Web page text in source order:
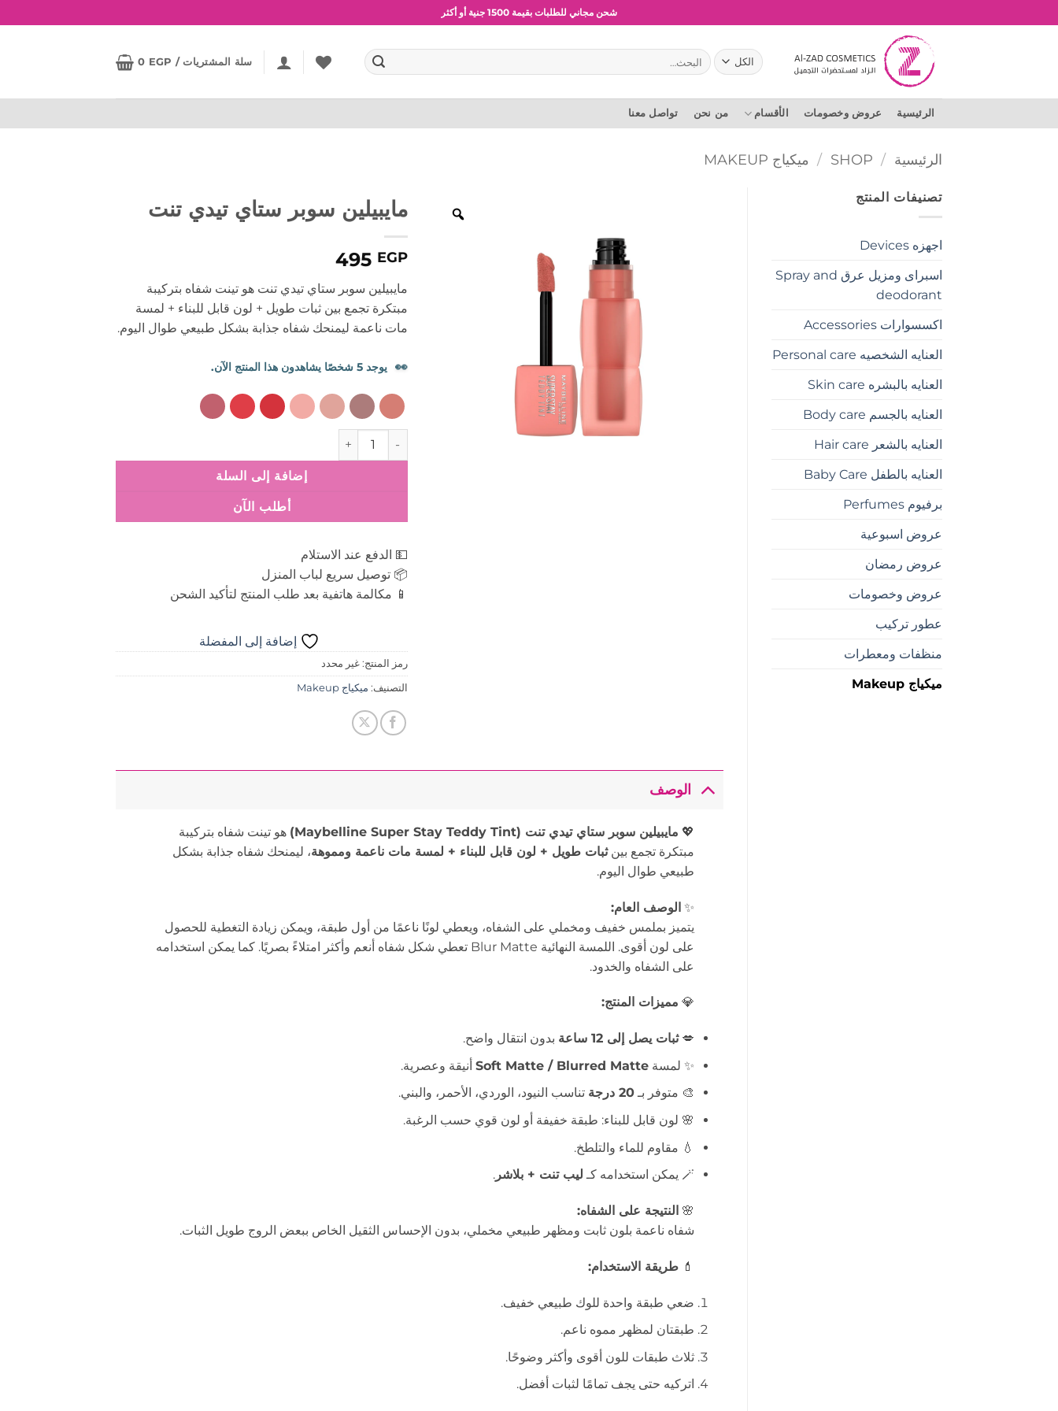
للمحتوى
شحن مجاني للطلبات بقيمة 1500 جنية أو أكثر
البحث
عن:
سلة المشتريات / 0 EGP
الرئيسية عروض وخصومات الأقسام من نحن تواصل معنا
الرئيسية /
SHOP
/ ميكياج MAKEUP
تصنيفات المنتج
اجهزه Devices
اسبراى ومزيل عرق Spray and
deodorant
اكسسوارات Accessories
العنايه الشخصيه Personal care
العنايه بالبشره Skin care
العنايه بالجسم Body care
العنايه بالشعر Hair care
العنايه بالطفل Baby Care
برفيوم Perfumes
عروض اسبوعية
عروض رمضان
عروض وخصومات
عطور تركيب
منظفات ومعطرات
ميكياج Makeup
مايبيلين سوبر ستاي تيدي تنت
495 EGP
مايبيلين سوبر ستاي تيدي تنت هو تينت شفاه بتركيبة
مبتكرة تجمع بين ثبات طويل + لون قابل للبناء + لمسة
مات ناعمة ليمنحك شفاه جذابة بشكل طبيعي طوال اليوم.
👀 يوجد 5 شخصًا يشاهدون هذا المنتج الآن.
كمية مايبيلين سوبر ستاي تيدي تنت
إضافة إلى السلة
أطلب الآن
💵 الدفع عند الاستلام
📦 توصيل سريع لباب المنزل
📱 مكالمة هاتفية بعد طلب المنتج لتأكيد الشحن
إضافة إلى المفضلة
رمز المنتج:غير محدد
التصنيف: ميكياج Makeup
الوصف
💖 مايبيلين سوبر ستاي تيدي تنت (Maybelline Super Stay Teddy Tint)
هو تينت شفاه بتركيبة
مبتكرة تجمع بينثبات طويل + لون قابل للبناء + لمسة مات ناعمة ومموهة، ليمنحك شفاه جذابة بشكل
طبيعي طوال اليوم.
✨ الوصف العام:
يتميز بملمس خفيف ومخملي على الشفاه، ويعطي لونًا ناعمًا من أول طبقة، ويمكن زيادة التغطية للحصول
على لون أقوى. اللمسة النهائية Blur Matte تعطي شكل شفاه أنعم وأكثر امتلاءً بصريًا. كما يمكن استخدامه
على الشفاه والخدود.
💎 مميزات المنتج:
💋ثبات يصل إلى 12 ساعة
بدون انتقال واضح.
✨ لمسةSoft Matte / Blurred Matte أنيقة وعصرية.
🎨 متوفر بـ20 درجة
تناسب النيود، الوردي، الأحمر، والبني.
🌸 لون قابل للبناء: طبقة خفيفة أو لون قوي حسب الرغبة.
💧 مقاوم للماء والتلطخ.
🪄 يمكن استخدامه كـ
ليب تنت + بلاشر.
🌸 النتيجة على الشفاه:
شفاه ناعمة بلون ثابت ومظهر طبيعي مخملي، بدون الإحساس الثقيل الخاص ببعض الروج طويل الثبات.
💄طريقة الاستخدام:
ضعي طبقة واحدة للوك طبيعي خفيف.
طبقتان لمظهر مموه ناعم.
ثلاث طبقات للون أقوى وأكثر وضوحًا.
اتركيه حتى يجف تمامًا لثبات أفضل.